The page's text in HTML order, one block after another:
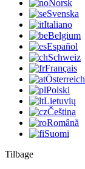
Norsk
Svenska
Italiano
Belgium
Español
Schweiz
Français
Österreich
Polski
Lietuvių
Čeština
Română
Suomi
Tilbage